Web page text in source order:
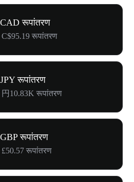
रूपांतरण
रूपांतरण
रूपांतरण
10.83K रूपांतरण
रूपांतरण
रूपांतरण